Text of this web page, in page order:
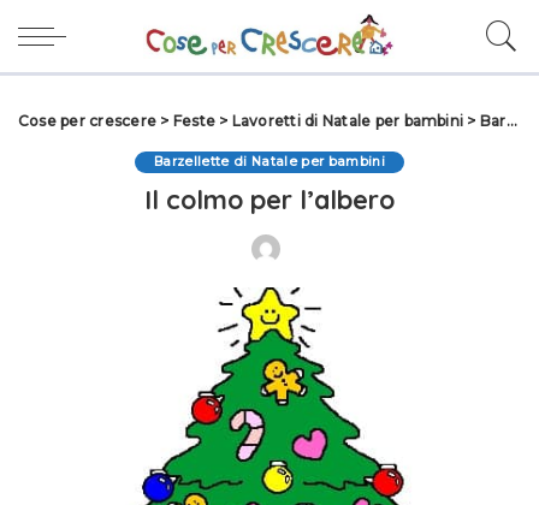
Cose per crescere > Feste > Lavoretti di Natale per bambini > Barzellette di Natale per bambini
Barzellette di Natale per bambini
Il colmo per l’albero